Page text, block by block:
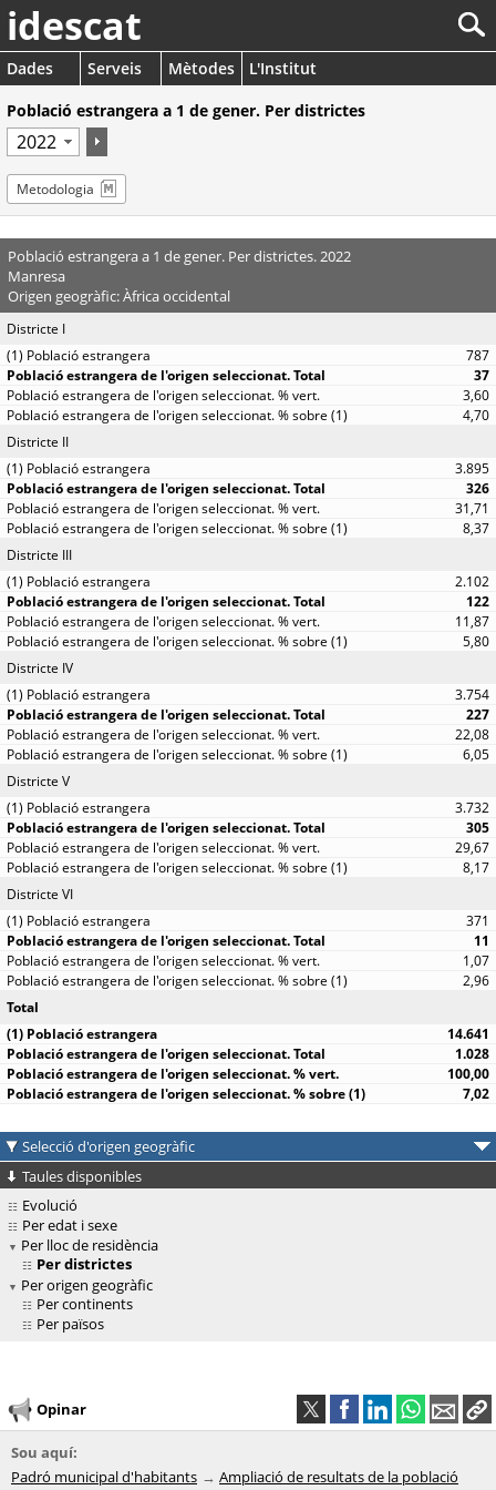
idescat
Dades Serveis Mètodes
L'Institut
Població estrangera a 1 de gener. Per districtes
Metodologia
Població estrangera a 1 de gener. Per districtes. 2022
Manresa
Origen geogràfic: Àfrica occidental
Districte I
787
37
3,60
4,70
Districte II
3.895
326
31,71
8,37
Districte III
2.102
122
11,87
5,80
Districte IV
3.754
227
22,08
6,05
Districte V
3.732
305
29,67
8,17
Districte VI
371
11
1,07
2,96
Total
14.641
1.028
100,00
7,02
Selecció d'origen geogràfic
Taules disponibles
Evolució
Per edat i sexe
Per lloc de residència
Per districtes
Per origen geogràfic
Per continents
Per països
Opinar
Sou aquí:
Padró municipal d'habitants
Ampliació de resultats de la població